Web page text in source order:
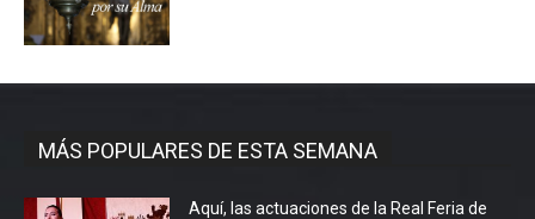
MÁS POPULARES DE ESTA SEMANA
Aquí, las actuaciones de la Real Feria de